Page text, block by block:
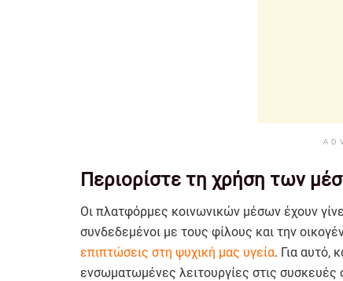
Περιορίστε τη χρήση των
Οι πλατφόρμες κοινωνικών μέσων έχουν
συνδεδεμένοι με τους φίλους και την
επιπτώσεις στη ψυχική μας υγεία. Για αυτό,
ενσωματωμένες λειτουργίες στις συσκευές